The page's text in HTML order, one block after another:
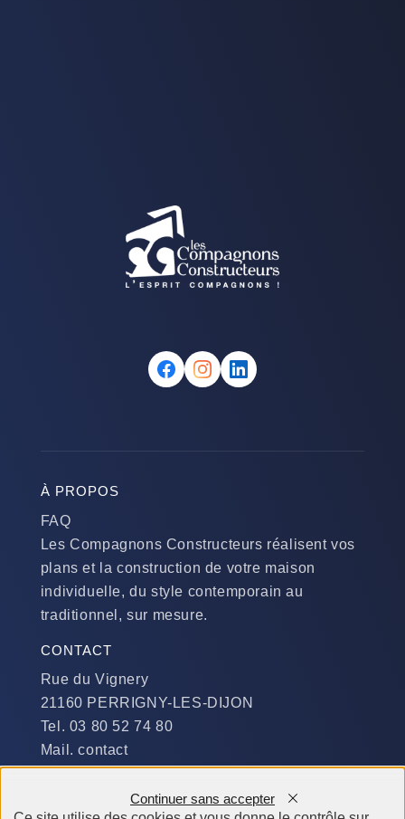
À PROPOS
FAQ
Les Compagnons Constructeurs réalisent vos
plans et la construction de votre maison
individuelle, du style contemporain au
traditionnel, sur mesure.
CONTACT
Rue du Vignery
21160 PERRIGNY-LES-DIJON
Tel. 03 80 52 74 80
Mail. contact
Du Lundi au Jeudi :
Continuer sans accepter